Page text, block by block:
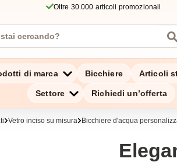
Oltre 30.000 articoli promozionali
di marca Bicchiere Articoli
Settore Richiedi un’offerta
Vetro inciso su misura Bicchiere d'acqua